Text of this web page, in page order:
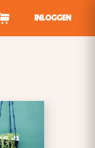
INLOGGEN